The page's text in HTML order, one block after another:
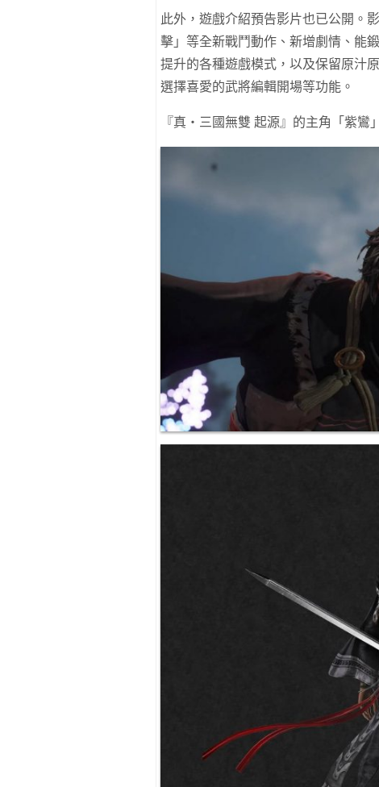
此外，遊戲介紹預告影片也已公開。
擊」等全新戰鬥動作、新增劇情、能
提升的各種遊戲模式，以及保留原汁
選擇喜愛的武將編輯開場等功能。
『真・三國無雙 起源』的主角「紫鸞